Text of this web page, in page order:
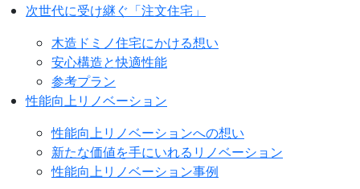
次世代に受け継ぐ「注文住宅」
木造ドミノ住宅にかける想い
安心構造と快適性能
参考プラン
性能向上リノベーション
性能向上リノベーションへの想い
新たな価値を手にいれるリノベーション
性能向上リノベーション事例